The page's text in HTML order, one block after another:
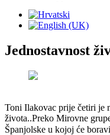
Jednostavnost
Toni Ilakovac prije četiri je
života..Preko Mirovne
Španjolske u kojoj će